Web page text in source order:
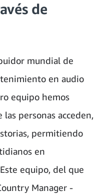
de
mundial de
en audio
equipo hemos
personas acceden,
permitiendo
en
equipo, del que
Manager -